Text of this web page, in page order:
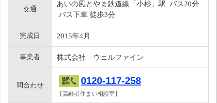
交通
あいの風とやま鉄道線「小杉」駅 バス20分
バス下車 徒歩3分
完成日 2015年4月
事業者 株式会社 ウェルファイン
問合わせ 0120-117-258
【高齢者住まい相談室】